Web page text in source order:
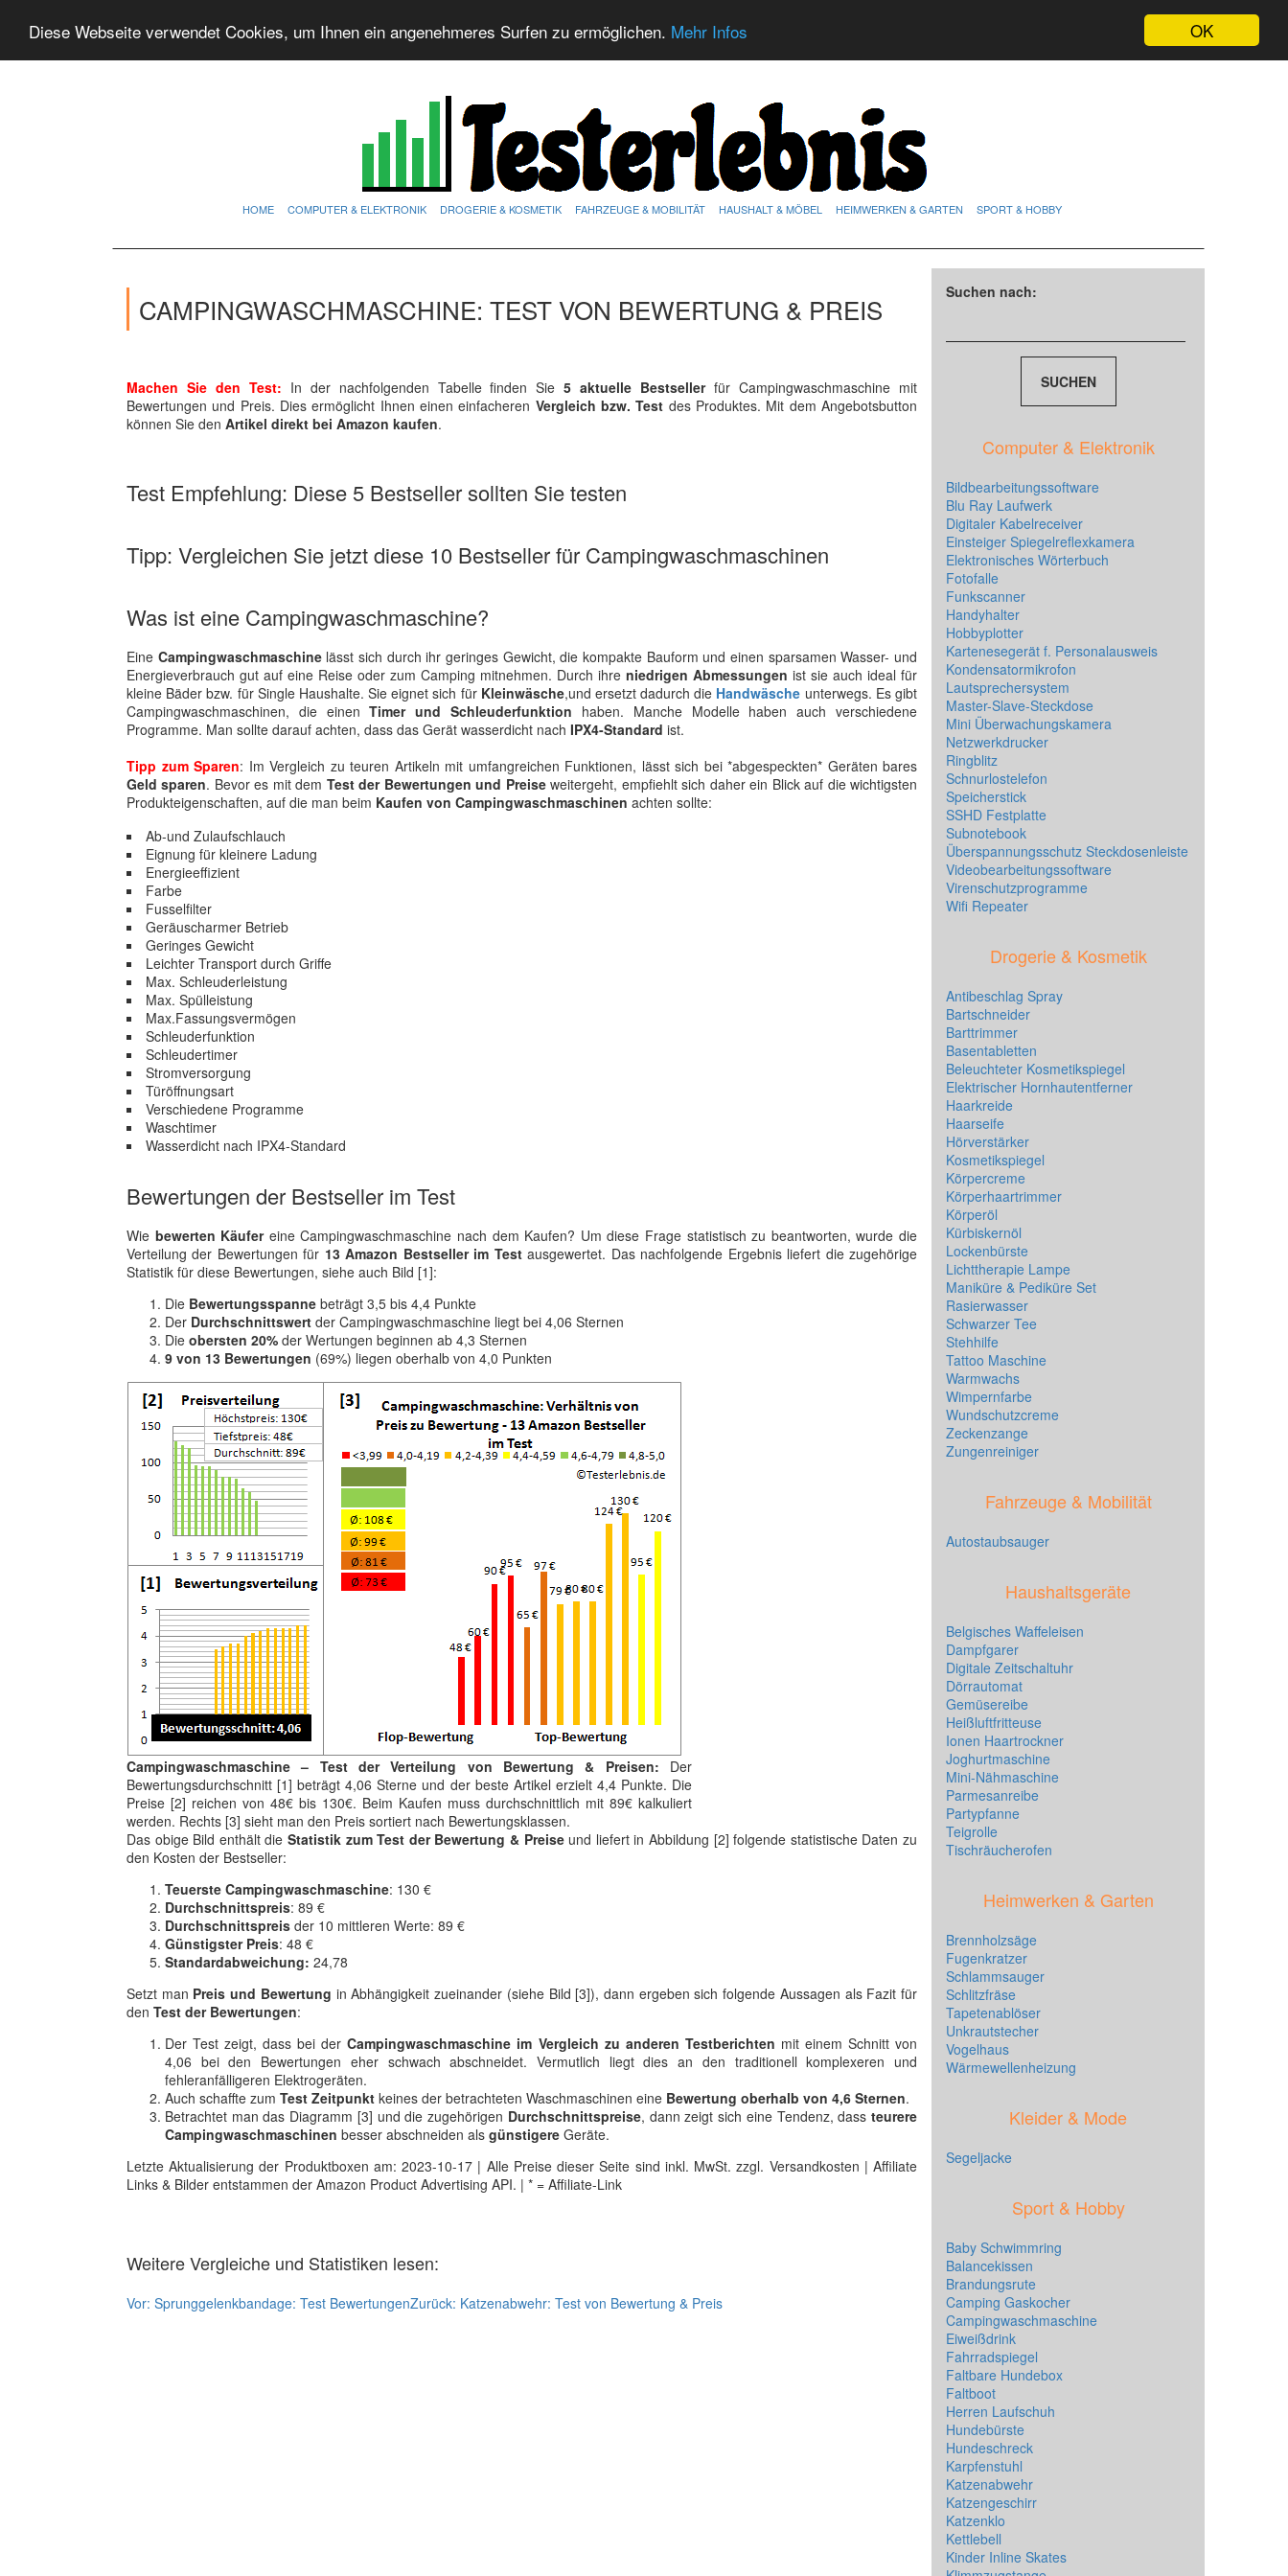
OK
Diese Webseite verwendet Cookies, um Ihnen ein angenehmeres Surfen zu ermöglichen. Mehr Infos
HOME COMPUTER & ELEKTRONIK DROGERIE & KOSMETIK FAHRZEUGE & MOBILITÄT HAUSHALT & MÖBEL HEIMWERKEN & GARTEN SPORT & HOBBY
CAMPINGWASCHMASCHINE: TEST VON BEWERTUNG & PREIS
Machen Sie den Test: In der nachfolgenden Tabelle finden Sie 5 aktuelle Bestsellerfür Campingwaschmaschine mit
Bewertungen und Preis. Dies ermöglicht Ihnen einen einfacheren Vergleich bzw. Test des Produktes. Mit dem Angebotsbutton
können Sie den Artikel direkt bei Amazon kaufen.
Test Empfehlung: Diese 5 Bestseller sollten Sie testen
Tipp: Vergleichen Sie jetzt diese 10 Bestseller für Campingwaschmaschinen
Was ist eine Campingwaschmaschine?
Eine Campingwaschmaschinelässt sich durch ihr geringes Gewicht, die kompakte Bauform und einen sparsamen Wasser- und
Energieverbrauch gut auf eine Reise oder zum Camping mitnehmen. Durch ihre niedrigen Abmessungen ist sie auch ideal für
kleine Bäder bzw. für Single Haushalte. Sie eignet sich für Kleinwäsche,und ersetzt dadurch die Handwäsche unterwegs. Es gibt
Campingwaschmaschinen, die einenTimer und Schleuderfunktion haben. Manche Modelle haben auch verschiedene
Programme. Man sollte darauf achten, dass das Gerät wasserdicht nach IPX4-Standard ist.
Tipp zum Sparen: Im Vergleich zu teuren Artikeln mit umfangreichen Funktionen, lässt sich bei *abgespeckten* Geräten bares
Geld sparen. Bevor es mit dem Test der Bewertungen und Preiseweitergeht, empfiehlt sich daher ein Blick auf die wichtigsten
Produkteigenschaften, auf die man beim Kaufen von Campingwaschmaschinen achten sollte:
Ab-und Zulaufschlauch
Eignung für kleinere Ladung
Energieeffizient
Farbe
Fusselfilter
Geräuscharmer Betrieb
Geringes Gewicht
Leichter Transport durch Griffe
Max. Schleuderleistung
Max. Spülleistung
Max.Fassungsvermögen
Schleuderfunktion
Schleudertimer
Stromversorgung
Türöffnungsart
Verschiedene Programme
Waschtimer
Wasserdicht nach IPX4-Standard
Bewertungen der Bestseller im Test
Wie bewerten Käufereine Campingwaschmaschine nach dem Kaufen? Um diese Frage statistisch zu beantworten, wurde die
Verteilung der Bewertungen für 13 Amazon Bestseller im Testausgewertet. Das nachfolgende Ergebnis liefert die zugehörige
Statistik für diese Bewertungen, siehe auch Bild [1]:
Die Bewertungsspanne beträgt 3,5 bis 4,4 Punkte
Der Durchschnittswert der Campingwaschmaschine liegt bei 4,06 Sternen
Die obersten 20% der Wertungen beginnen ab 4,3 Sternen
9 von 13 Bewertungen (69%) liegen oberhalb von 4,0 Punkten
Campingwaschmaschine – Test der Verteilung von Bewertung & Preisen: Der
Bewertungsdurchschnitt [1] beträgt 4,06 Sterne und der beste Artikel erzielt 4,4 Punkte. Die
Preise [2] reichen von 48€ bis 130€. Beim Kaufen muss durchschnittlich mit 89€ kalkuliert
werden. Rechts [3] sieht man den Preis sortiert nach Bewertungsklassen.
Das obige Bild enthält die Statistik zum Test der Bewertung & Preiseund liefert in Abbildung [2] folgende statistische Daten zu
den Kosten der Bestseller:
Teuerste Campingwaschmaschine: 130 €
Durchschnittspreis: 89 €
Durchschnittspreis der 10 mittleren Werte: 89 €
Günstigster Preis: 48 €
Standardabweichung: 24,78
Setzt man Preis und Bewertung in Abhängigkeit zueinander (siehe Bild [3]), dann ergeben sich folgende Aussagen als Fazit für
den Test der Bewertungen:
Der Test zeigt, dass bei derCampingwaschmaschine im Vergleich zu anderen Testberichten mit einem Schnitt von
4,06 bei den Bewertungen eher schwach abschneidet. Vermutlich liegt dies an den traditionell komplexeren und
fehleranfälligeren Elektrogeräten.
Auch schaffte zum Test Zeitpunkt keines der betrachteten Waschmaschinen eine Bewertung oberhalb von 4,6 Sternen.
Betrachtet man das Diagramm [3] und die zugehörigen Durchschnittspreise, dann zeigt sich eine Tendenz, dassteurere
Campingwaschmaschinen besser abschneiden als günstigere Geräte.
Letzte Aktualisierung der Produktboxen am: 2023-10-17 | Alle Preise dieser Seite sind inkl. MwSt. zzgl. Versandkosten | Affiliate
Links & Bilder entstammen der Amazon Product Advertising API. | * = Affiliate-Link
Weitere Vergleiche und Statistiken lesen:
Vor: Sprunggelenkbandage: Test BewertungenZurück: Katzenabwehr: Test von Bewertung & Preis
Suchen nach:
Computer & Elektronik
Bildbearbeitungssoftware
Blu Ray Laufwerk
Digitaler Kabelreceiver
Einsteiger Spiegelreflexkamera
Elektronisches Wörterbuch
Fotofalle
Funkscanner
Handyhalter
Hobbyplotter
Kartenesegerät f. Personalausweis
Kondensatormikrofon
Lautsprechersystem
Master-Slave-Steckdose
Mini Überwachungskamera
Netzwerkdrucker
Ringblitz
Schnurlostelefon
Speicherstick
SSHD Festplatte
Subnotebook
Überspannungsschutz Steckdosenleiste
Videobearbeitungssoftware
Virenschutzprogramme
Wifi Repeater
Drogerie & Kosmetik
Antibeschlag Spray
Bartschneider
Barttrimmer
Basentabletten
Beleuchteter Kosmetikspiegel
Elektrischer Hornhautentferner
Haarkreide
Haarseife
Hörverstärker
Kosmetikspiegel
Körpercreme
Körperhaartrimmer
Körperöl
Kürbiskernöl
Lockenbürste
Lichttherapie Lampe
Maniküre & Pediküre Set
Rasierwasser
Schwarzer Tee
Stehhilfe
Tattoo Maschine
Warmwachs
Wimpernfarbe
Wundschutzcreme
Zeckenzange
Zungenreiniger
Fahrzeuge & Mobilität
Autostaubsauger
Haushaltsgeräte
Belgisches Waffeleisen
Dampfgarer
Digitale Zeitschaltuhr
Dörrautomat
Gemüsereibe
Heißluftfritteuse
Ionen Haartrockner
Joghurtmaschine
Mini-Nähmaschine
Parmesanreibe
Partypfanne
Teigrolle
Tischräucherofen
Heimwerken & Garten
Brennholzsäge
Fugenkratzer
Schlammsauger
Schlitzfräse
Tapetenablöser
Unkrautstecher
Vogelhaus
Wärmewellenheizung
Kleider & Mode
Segeljacke
Sport & Hobby
Baby Schwimmring
Balancekissen
Brandungsrute
Camping Gaskocher
Campingwaschmaschine
Eiweißdrink
Fahrradspiegel
Faltbare Hundebox
Faltboot
Herren Laufschuh
Hundebürste
Hundeschreck
Karpfenstuhl
Katzenabwehr
Katzengeschirr
Katzenklo
Kettlebell
Kinder Inline Skates